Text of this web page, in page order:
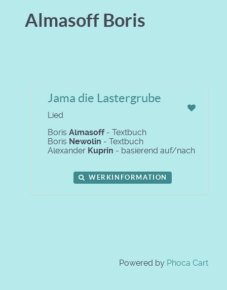
Almasoff Boris
Jama die Lastergrube
Lied
Boris Almasoff- Textbuch
Boris Newolin - Textbuch
Alexander Kuprin - basierend auf/nach
WERKINFORMATION
Powered by Phoca Cart